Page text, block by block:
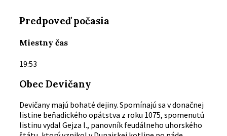
Predpoveď počasia
Miestny čas
19:53
Obec Devičany
Devičany majú bohaté dejiny. Spomínajú sa v donačnej
listine beňadického opátstva z roku 1075, spomenutú
listinu vydal Gejza l., panovník feudálneho uhorského